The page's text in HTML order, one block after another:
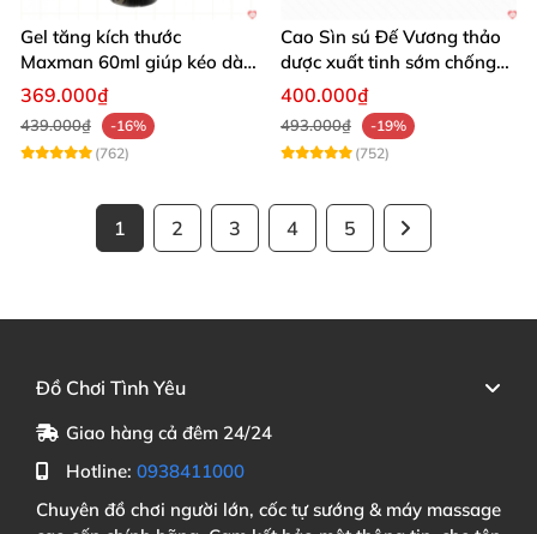
Gel tăng kích thước
Maxman 60ml giúp kéo dài
thời gian quan hệ hiệu quả
369.000₫
439.000₫
-16%
(762)
Cao Sìn sú Đế Vương thảo
dược xuất tinh sớm chống
hiệu quả nhất
400.000₫
493.000₫
-19%
(752)
1 2 3 4 5
Đồ Chơi Tình Yêu
Giao hàng cả đêm 24/24
Hotline: 0938411000
Chuyên đồ chơi người lớn, cốc tự sướng & máy massage